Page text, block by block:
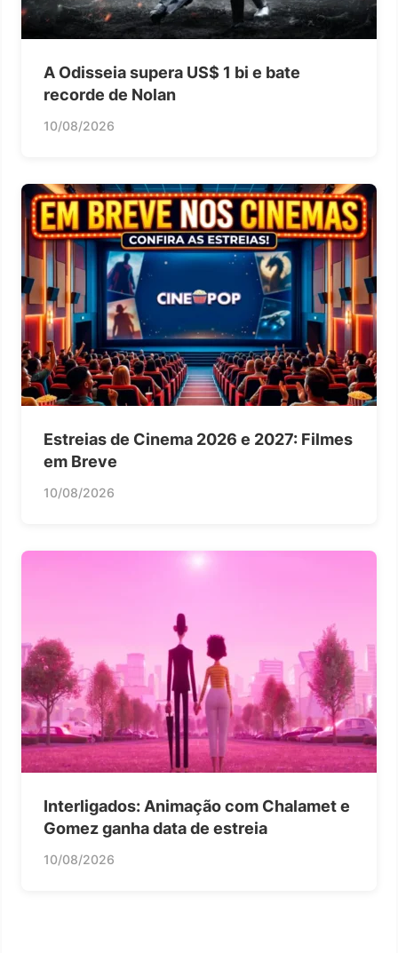
A Odisseia supera US$ 1 bi e bate
recorde de Nolan
10/08/2026
Estreias de Cinema 2026 e 2027: Filmes
em Breve
10/08/2026
Interligados: Animação com Chalamet e
Gomez ganha data de estreia
10/08/2026